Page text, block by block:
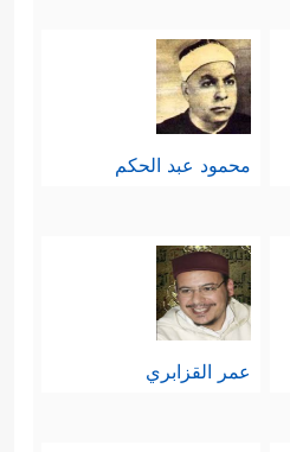
محمود عبد الحكم
عمر القزابري